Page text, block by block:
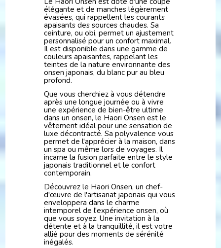
élégante et de manches légèrement
évasées, qui rappellent les courants
apaisants des sources chaudes. Sa
ceinture, ou obi, permet un ajustement
personnalisé pour un confort maximal.
Il est disponible dans une gamme de
couleurs apaisantes, rappelant les
teintes de la nature environnante des
onsen japonais, du blanc pur au bleu
profond.
Que vous cherchiez à vous détendre
après une longue journée ou à vivre
une expérience de bien-être ultime
dans un onsen, le Haori Onsen est le
vêtement idéal pour une sensation de
luxe décontracté. Sa polyvalence vous
permet de l'apprécier à la maison, dans
un spa ou même lors de voyages. Il
incarne la fusion parfaite entre le style
japonais traditionnel et le confort
contemporain.
Découvrez le Haori Onsen, un chef-
d'œuvre de l'artisanat japonais qui vous
enveloppera dans le charme
intemporel de l'expérience onsen, où
que vous soyez. Une invitation à la
détente et à la tranquillité, il est votre
allié pour des moments de sérénité
inégalés.